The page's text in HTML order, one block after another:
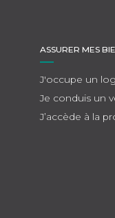
ASSURER MES
J'occupe un
Je conduis un
J’accède à la